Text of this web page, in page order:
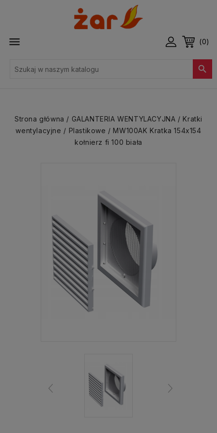
 (0)

Strona główna GALANTERIA WENTYLACYJNA
Kratki
wentylacyjne
Plastikowe
MW100AK Kratka 154x154
kołnierz fi 100 biała